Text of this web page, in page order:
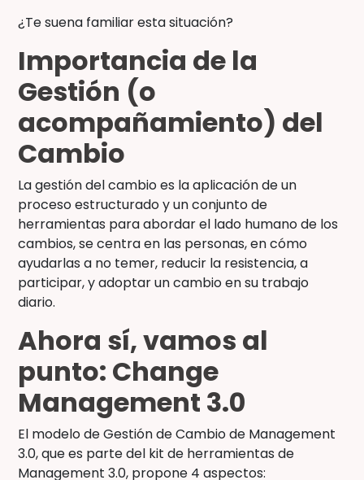
¿Te suena familiar esta situación?
Importancia de la
Gestión (o
acompañamiento) del
Cambio
La gestión del cambio es la aplicación de un
proceso estructurado y un conjunto de
herramientas para abordar el lado humano de los
cambios, se centra en las personas, en cómo
ayudarlas a no temer, reducir la resistencia, a
participar, y adoptar un cambio en su trabajo
diario.
Ahora sí, vamos al
punto: Change
Management 3.0
El modelo de Gestión de Cambio de Management
3.0, que es parte del kit de herramientas de
Management 3.0, propone 4 aspectos: